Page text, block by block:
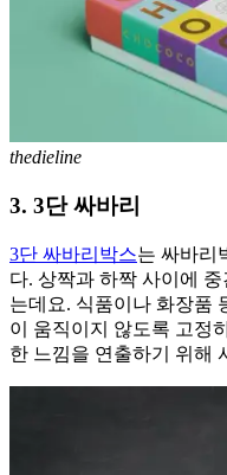
thedieline
3. 3단 싸바리
3단 싸바리박스는 싸바리
다. 상짝과 하짝 사이에 중
는데요. 식품이나 화장품
이 움직이지 않도록 고정
한 느낌을 연출하기 위해